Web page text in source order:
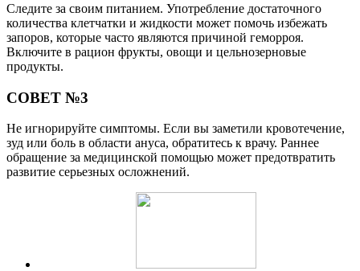
Следите за своим питанием. Употребление достаточного
количества клетчатки и жидкости может помочь избежать
запоров, которые часто являются причиной геморроя.
Включите в рацион фрукты, овощи и цельнозерновые
продукты.
СОВЕТ №3
Не игнорируйте симптомы. Если вы заметили кровотечение,
зуд или боль в области ануса, обратитесь к врачу. Раннее
обращение за медицинской помощью может предотвратить
развитие серьезных осложнений.